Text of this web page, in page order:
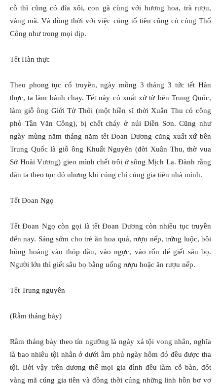
cỗ thì cũng có đĩa xôi, con gà cùng với hương hoa, trà rượu,
vàng mã. Và đồng thời với việc cúng tổ tiên cũng có cúng Thổ
Công như trong mọi dịp.
Tết Hàn thực
Theo phong tục cổ truyền, ngày mồng 3 tháng 3 tức tết Hàn
thực, ta làm bánh chay. Tết này có xuất xứ từ bên Trung Quốc,
làm giỗ ông Giới Tử Thôi (một hiền sĩ thời Xuân Thu có công
phò Tần Văn Công), bị chết cháy ở núi Ðiền Sơn. Cũng như
ngày mùng năm tháng năm tết Ðoan Dương cũng xuất xứ bên
Trung Quốc là giỗ ông Khuất Nguyên (đời Xuân Thu, thờ vua
Sở Hoài Vương) gieo mình chết trôi ở sông Mịch La. Ðành rằng
dân ta theo tục đó nhưng khi cúng chỉ cúng gia tiên nhà mình.
Tết Ðoan Ngọ
Tết Đoan Ngọ còn gọi là tết Ðoan Dương còn nhiều tục truyền
đến nay. Sáng sớm cho trẻ ăn hoa quả, rượu nếp, trứng luộc, bôi
hồng hoàng vào thóp đầu, vào ngực, vào rốn để giết sâu bọ.
Người lớn thì giết sâu bọ bằng uống rượu hoặc ăn rượu nếp.
Tết Trung nguyên
(Rằm tháng bảy)
Rằm tháng bảy theo tín ngưỡng là ngày xá tội vong nhân, nghĩa
là bao nhiêu tội nhân ở dưới âm phủ ngày hôm đó đều được tha
tội. Bởi vậy trên dương thế mọi gia đình đều làm cỗ bàn, đốt
vàng mã cúng gia tiên và đồng thời cúng những linh hồn bơ vơ